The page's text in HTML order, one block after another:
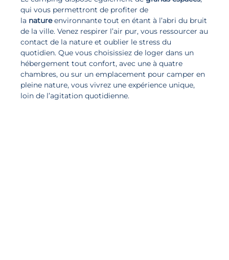
qui vous permettront de profiter de
la natureenvironnante tout en étant à l’abri du bruit
de la ville. Venez respirer l’air pur, vous ressourcer au
contact de la nature et oublier le stress du
quotidien. Que vous choisissiez de loger dans un
hébergement tout confort, avec une à quatre
chambres, ou sur un emplacement pour camper en
pleine nature, vous vivrez une expérience unique,
loin de l’agitation quotidienne.